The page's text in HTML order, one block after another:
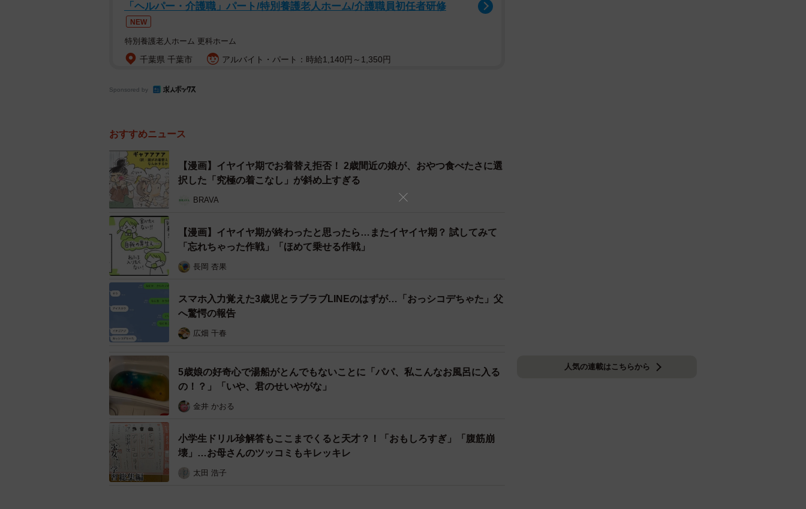
下駄箱の前で「さ、帰ろ お靴取っておいで」と促すやまぎしさん。すると突然、はるち
ゃんがビターンと床に倒れて「イヤッ」と拒否します。そうです…はるちゃんは絶賛イヤイ
ヤ期。「靴を履かないと帰れないよ」などと言ってはみるものの、すべて「ヤダ！」と動き
ません。そこへジャワーンという効果音とともに仏様の顔で描かれた“仏先生”が登場しま
す…。
「先生がお靴を取ってあげよう これかな？」と仏先生が手をのばした先は…隣の靴。あ
れ？とママが思う間もなく、シュタッとはるちゃんは立ち上がり「それだ（じゃ）ないよ」
と駆け寄ります。自分の靴はこれと指さし、仏先生の「もしや靴下も履けるのかしら…」の
言葉に「でちる！」と自分で靴下と靴を履きます。そして、とっても満足気に「しゃーだら
（さようなら）」と帰ったのでした。
保育士さんには頭が上がりません
「ヘルパー・介護職」パート/特別養護老人ホーム/介護職員初任者研修
NEW
特別養護老人ホーム 更科ホーム
千葉県 千葉市 アルバイト・パート：時給1,140円～1,350円
Sponsored by
おすすめニュース
【漫画】イヤイヤ期でお着替え拒否！ 2歳間近の娘が、おやつ食べたさに選
択した「究極の着こなし」が斜め上すぎる
BRAVA
【漫画】イヤイヤ期が終わったと思ったら…またイヤイヤ期？ 試してみて
「忘れちゃった作戦」「ほめて乗せる作戦」
長岡 杏果
スマホ入力覚えた3歳児とラブラブLINEのはずが…「おっシコデちゃた」父
へ驚愕の報告
広畑 千春
5歳娘の好奇心で湯船がとんでもないことに「パパ、私こんなお風呂に入る
の！？」「いや、君のせいやがな」
金井 かおる
小学生ドリル珍解答もここまでくると天才？！「おもしろすぎ」「腹筋崩
壊」…お母さんのツッコミもキレッキレ
太田 浩子
人気の連載はこちらから